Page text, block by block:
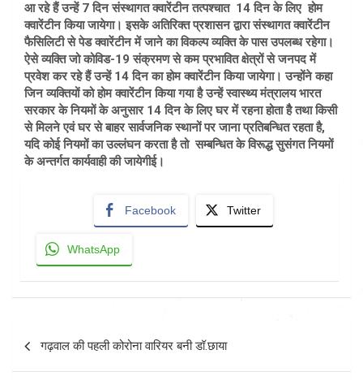
आ रहे हैं उन्हें 7 दिन संस्थागत क्वारेंटीन तत्पश्चात 14 दिन के लिए होम
क्वारेंटीन किया जायेगा। इसके अतिरिक्त प्रशासन द्वारा संस्थागत क्वारेंटीन
फैसिलिटी से पेड क्वारेंटीन में जाने का विकल्प व्यक्ति के पास उपलब्ध रहेगा।
ऐसे व्यक्ति जो कोविड-19 संक्रमण से कम प्रभावित क्षेत्रों से जनपद में
प्रवेश कर रहे हैं उन्हें 14 दिन का होम क्वारेंटीन किया जायेगा। उन्होंने कहा
जिन व्यक्तियों को होम क्वारेंटीन किया गया है उन्हें स्वास्थ्य मंत्रालय भारत
सरकार के नियमों के अनुसार 14 दिन के लिए घर में रहना होता हैै तथा किसी
से मिलने एवं घर से बाहर सार्वजनिक स्थानों पर जाना प्रतिबन्धित रहता है,
यदि कोई नियमों का उल्लंघन करता है तो सम्बन्धित के विरूद्ध सुसंगत नियमों
के अन्तर्गत कार्यवाही की जायेगीई।
Facebook Twitter
WhatsApp
navigation
गढ़वाल की पहली कोरोना वारियर बनी डॉ.छाया